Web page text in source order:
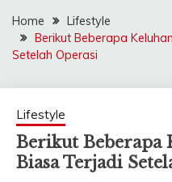
Home
Lifestyle
Berikut Beberapa
Setelah Operasi
Lifestyle
Berikut Beberapa
Biasa Terjadi